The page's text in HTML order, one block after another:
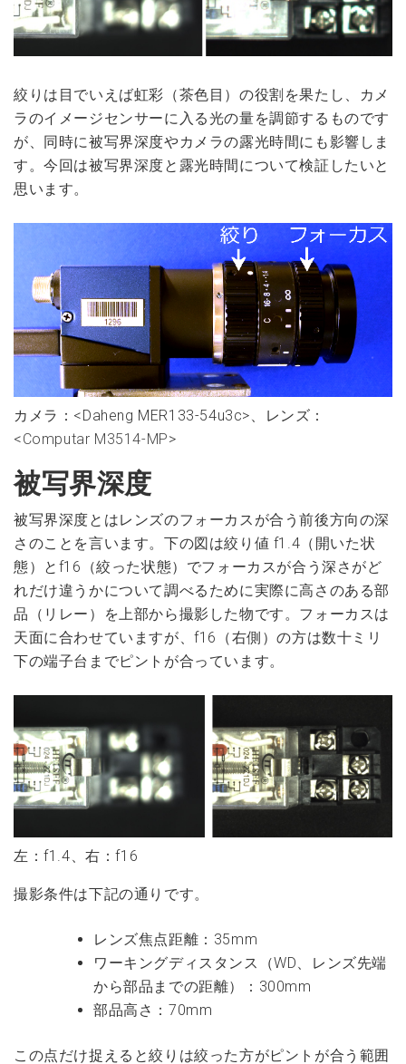
絞りは目でいえば虹彩（茶色目）の役割を果たし、カメ
ラのイメージセンサーに入る光の量を調節するものです
が、同時に被写界深度やカメラの露光時間にも影響しま
す。今回は被写界深度と露光時間について検証したいと
思います。
カメラ：<Daheng MER133-54u3c>、レンズ：
<Computar M3514-MP>
被写界深度
被写界深度とはレンズのフォーカスが合う前後方向の深
さのことを言います。下の図は絞り値 f1.4（開いた状
態）とf16（絞った状態）でフォーカスが合う深さがど
れだけ違うかについて調べるために実際に高さのある部
品（リレー）を上部から撮影した物です。フォーカスは
天面に合わせていますが、f16（右側）の方は数十ミリ
下の端子台までピントが合っています。
左：f1.4、右：f16
撮影条件は下記の通りです。
レンズ焦点距離：35mm
ワーキングディスタンス（WD、レンズ先端
から部品までの距離）：300mm
部品高さ：70mm
この点だけ捉えると絞りは絞った方がピントが合う範囲